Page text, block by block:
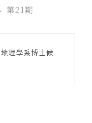
第21期
理學系博士候